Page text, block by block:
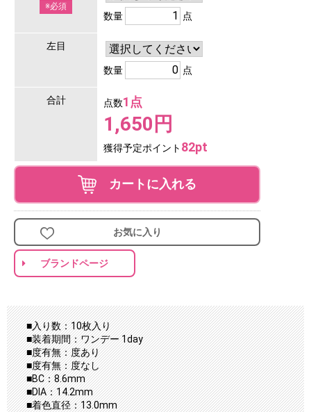
※必須
数量 点
左目
数量 点
合計 点数1点
1,650円
獲得予定ポイント 82pt
カートに入れる
お気に入り
ブランドページ
■入り数：10枚入り
■装着期間：ワンデー 1day
■度有無：度あり
■度有無：度なし
■BC：8.6mm
■DIA：14.2mm
■着色直径：13.0mm